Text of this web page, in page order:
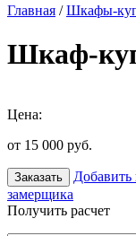
Главная /Шкафы-
Шкаф-
Цена:
от 15 000 руб.
Заказать Добавить
замерщика
Получить расчет